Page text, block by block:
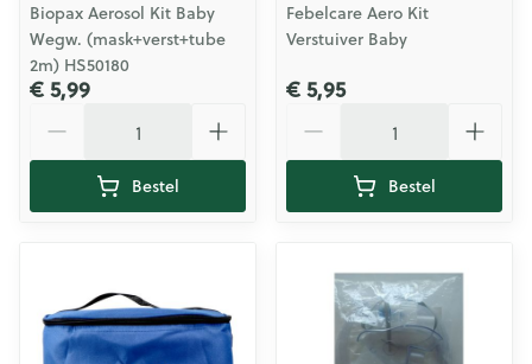
Biopax Aerosol Kit Baby
Wegw. (mask+verst+tube
2m) HS50180
€ 5,99
Bestel
Febelcare Aero Kit
Verstuiver Baby
€ 5,95
Bestel